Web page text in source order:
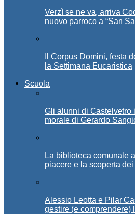
Verzì se ne va, arriva
nuovo parroco a “San
Il Corpus Domini, festa
la Settimana Eucaristica
Scuola
Gli alunni di Castelvetro
morale di Gerardo
La biblioteca comunale
piacere e la scoperta
Alessio Leotta e Pilar
gestire (e comprendere)